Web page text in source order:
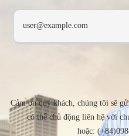
Cảm ơn quý khách, chúng tôi sẽ
có thể chủ động liên hệ với
hoặc: